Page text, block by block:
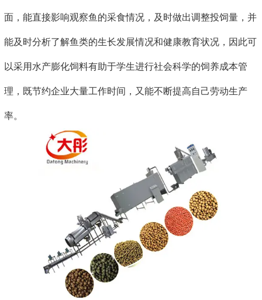
面，能直接影响观察鱼的采食情况，及时做出调整投饲量，并
能及时分析了解鱼类的生长发展情况和健康教育状况，因此可
以采用水产膨化饲料有助于学生进行社会科学的饲养成本管
理，既节约企业大量工作时间，又能不断提高自己劳动生产
率。